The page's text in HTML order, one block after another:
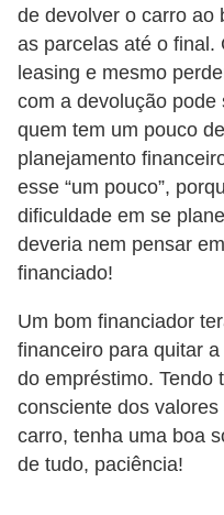
de devolver o carro ao
as parcelas até o final.
leasing e mesmo
com a devolução
quem tem um pouco
planejamento
esse “um pouco”,
dificuldade em se
deveria nem pensar
financiado!
Um bom financiador
financeiro para quitar
do empréstimo. Tendo
consciente dos
carro, tenha uma boa
de tudo, paciência!
e
n
s
a